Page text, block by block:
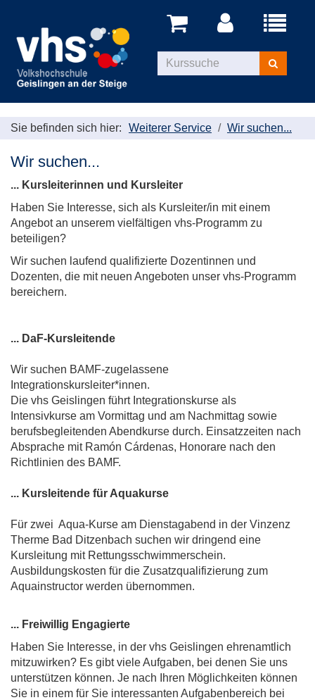
Menü
Kurse
suchen
Sie befinden sich hier: Weiterer Service Wir suchen...
Wir suchen...
... Kursleiterinnen und Kursleiter
Haben Sie Interesse, sich als Kursleiter/in mit einem
Angebot an unserem vielfältigen vhs-Programm zu
beteiligen?
Wir suchen laufend qualifizierte Dozentinnen und
Dozenten, die mit neuen Angeboten unser vhs-Programm
bereichern.
... DaF-Kursleitende
Wir suchen BAMF-zugelassene
Integrationskursleiter*innen.
Die vhs Geislingen führt Integrationskurse als
Intensivkurse am Vormittag und am Nachmittag sowie
berufsbegleitenden Abendkurse durch. Einsatzzeiten nach
Absprache mit Ramón Cárdenas, Honorare nach den
Richtlinien des BAMF.
... Kursleitende für Aquakurse
Für zwei Aqua-Kurse am Dienstagabend in der Vinzenz
Therme Bad Ditzenbach suchen wir dringend eine
Kursleitung mit Rettungsschwimmerschein.
Ausbildungskosten für die Zusatzqualifizierung zum
Aquainstructor werden übernommen.
... Freiwillig Engagierte
Haben Sie Interesse, in der vhs Geislingen ehrenamtlich
mitzuwirken? Es gibt viele Aufgaben, bei denen Sie uns
unterstützen können. Je nach Ihren Möglichkeiten können
Sie in einem für Sie interessanten Aufgabenbereich bei